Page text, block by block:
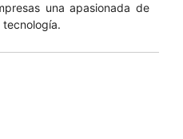
una apasionada de
tecnología.